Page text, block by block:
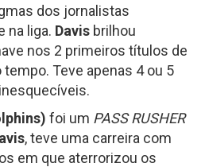
dos jornalistas
na liga. Davis brilhou
nos 2 primeiros títulos de
Teve apenas 4 ou 5
foi um PASS RUSHER
, teve uma carreira com
em que aterrorizou os